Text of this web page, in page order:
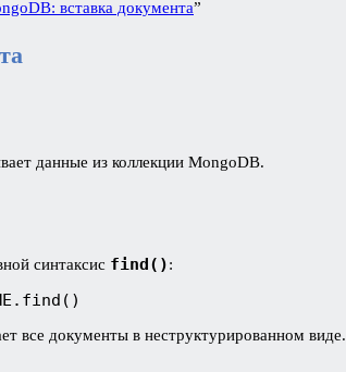
вставка документа”
данные из коллекции MongoDB.
синтаксис find():
все документы в неструктурированном виде.